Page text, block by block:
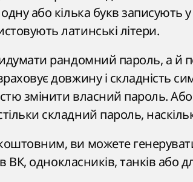
або кілька букв записують у
латинські літери.
рандомний пароль, а й
довжину і складність
змінити власний пароль.
складний пароль,
ви можете генерувати
ВК, однокласників, танків або